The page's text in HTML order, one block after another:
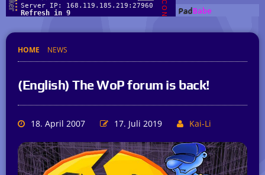
HOME NEWS
(English) The WoP forum is back!
18. April 2007 17. Juli 2019 Kai-Li